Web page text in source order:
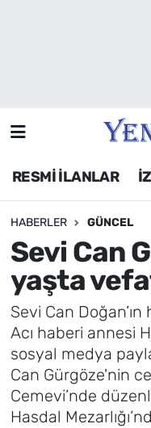
RESMİ İLANLAR
HABERLER GÜNCEL
Sevi Can
yaşta
Sevi Can
Acı haberi annesi
sosyal medya
Can Gürgöze'nin
Cemevi’nde
Hasdal
Siyaset
Asayiş / Polis-
Spor
Magazin
Foto Galeri
Künye